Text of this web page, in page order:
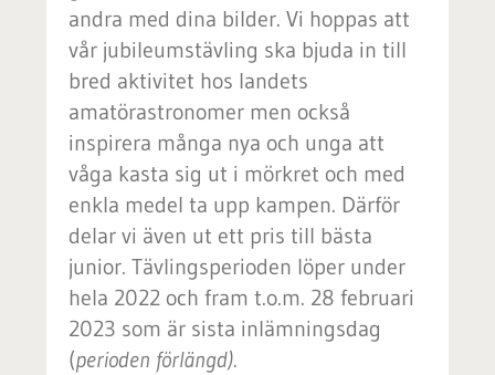
andra med dina bilder. Vi hoppas att
vår jubileumstävling ska bjuda in till
bred aktivitet hos landets
amatörastronomer men också
inspirera många nya och unga att
våga kasta sig ut i mörkret och med
enkla medel ta upp kampen. Därför
delar vi även ut ett pris till bästa
junior. Tävlingsperioden löper under
hela 2022 och fram t.o.m. 28 februari
2023 som är sista inlämningsdag
(perioden förlängd).